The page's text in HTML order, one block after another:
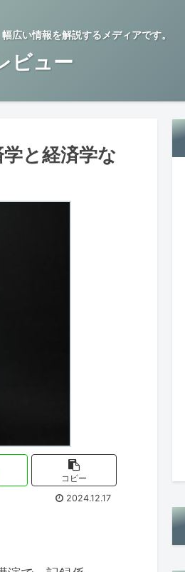
広い情報を解説するメディアです。
ビュー
と経済学な
コピー
2024.12.17